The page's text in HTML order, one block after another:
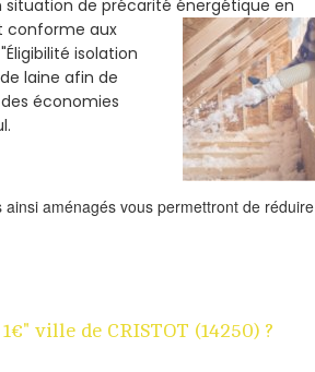
situation de précarité énergétique en
conforme aux
isolation
laine afin de
économies
aménagés vous permettront de réduire
ville de CRISTOT (14250) ?